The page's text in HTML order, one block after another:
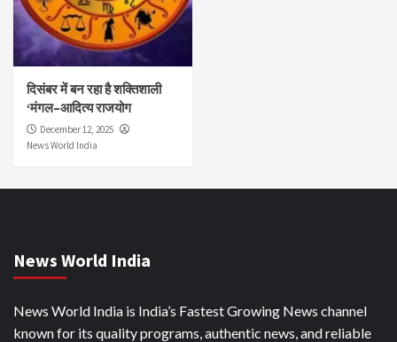
दिसंबर में बन रहा है शक्तिशाली
‘मंगल–आदित्य राजयोग
December 12, 2025
News World India
News World India
News World India is India’s Fastest Growing News channel
known for its quality programs, authentic news, and reliable